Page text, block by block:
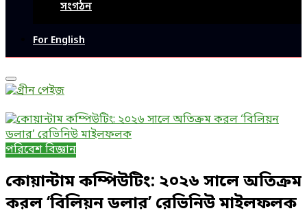
সংগঠন
For English
Primary
Menu
পরিবেশ বিজ্ঞান
কোয়ান্টাম কম্পিউটিং: ২০২৬ সালে অতিক্রম
করল ‘বিলিয়ন ডলার’ রেভিনিউ মাইলফলক